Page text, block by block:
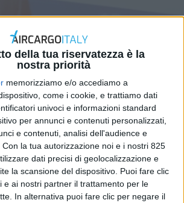
della tua riservatezza è la
nostra priorità
memorizziamo e/o accediamo a
come i cookie, e trattiamo dati
univoci e informazioni standard
per annunci e contenuti personalizzati,
e contenuti, analisi dell'audience e
Con la tua autorizzazione noi e i nostri 825
dati precisi di geolocalizzazione e
la scansione del dispositivo. Puoi fare clic
e ai nostri partner il trattamento per le
In alternativa puoi fare clic per negare il
2018